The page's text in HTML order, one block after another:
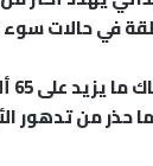
في حالات سوء
حذر من تدهور